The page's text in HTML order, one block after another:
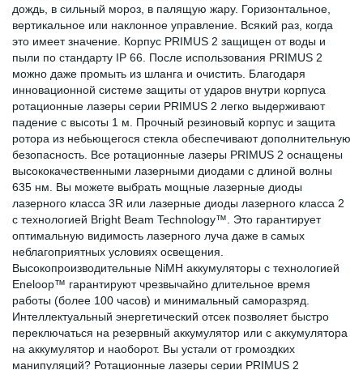
дождь, в сильный мороз, в палящую жару. Горизонтальное,
вертикальное или наклонное управление. Всякий раз, когда
это имеет значение. Корпус PRIMUS 2 защищен от воды и
пыли по стандарту IP 66. После использования PRIMUS 2
можно даже промыть из шланга и очистить. Благодаря
инновационной системе защиты от ударов внутри корпуса
ротационные лазеры серии PRIMUS 2 легко выдерживают
падение с высоты 1 м. Прочный резиновый корпус и защита
ротора из небьющегося стекла обеспечивают дополнительную
безопасность. Все ротационные лазеры PRIMUS 2 оснащены
высококачественными лазерными диодами с длиной волны
635 нм. Вы можете выбрать мощные лазерные диоды
лазерного класса 3R или лазерные диоды лазерного класса 2
с технологией Bright Beam Technology™. Это гарантирует
оптимальную видимость лазерного луча даже в самых
неблагоприятных условиях освещения.
Высокопроизводительные NiMH аккумуляторы с технологией
Eneloop™ гарантируют чрезвычайно длительное время
работы (более 100 часов) и минимальный саморазряд.
Интеллектуальный энергетический отсек позволяет быстро
переключаться на резервный аккумулятор или с аккумулятора
на аккумулятор и наоборот. Вы устали от громоздких
манипуляций? Ротационные лазеры серии PRIMUS 2